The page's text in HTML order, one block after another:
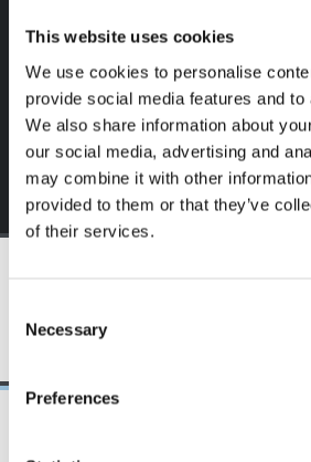
This website uses cookies
We use cookies to personalise
provide social media features and
We also share information about
our social media, advertising and
may combine it with other
provided to them or that they’ve
of their services.
Selection
Necessary
Preferences
contenu exclusif